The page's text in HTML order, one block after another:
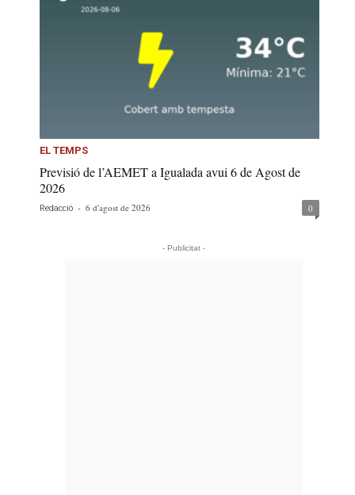
EL TEMPS
Previsió de l’AEMET a Igualada avui 6 de Agost de
2026
Redacció - 6 d'agost de 2026 0
- Publicitat -